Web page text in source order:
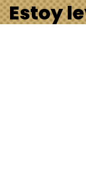
Estoy